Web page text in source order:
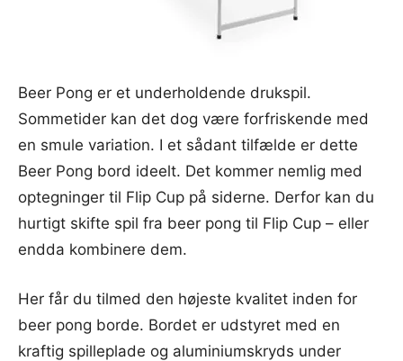
Beer Pong er et underholdende drukspil.
Sommetider kan det dog være forfriskende med
en smule variation. I et sådant tilfælde er dette
Beer Pong bord ideelt. Det kommer nemlig med
optegninger til Flip Cup på siderne. Derfor kan du
hurtigt skifte spil fra beer pong til Flip Cup – eller
endda kombinere dem.
Her får du tilmed den højeste kvalitet inden for
beer pong borde. Bordet er udstyret med en
kraftig spilleplade og aluminiumskryds under